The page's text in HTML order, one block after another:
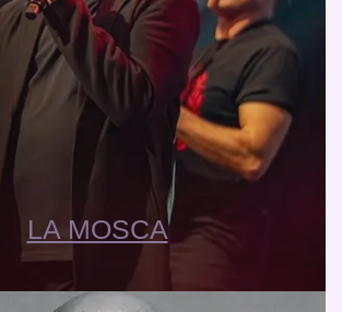
LA MOSCA